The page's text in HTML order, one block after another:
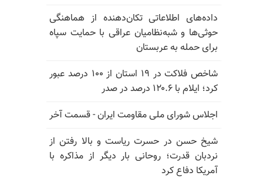
داده‌های اطلاعاتی تکان‌دهنده از هماهنگی
حوثی‌ها و شبه‌نظامیان عراقی با حمایت سپاه
برای حمله به عربستان
شاخص فلاکت در ۱۹ استان از ۱۰۰ درصد عبور
کرد؛ ایلام با ۱۲۰.۶ درصد در صدر
اجلاس شورای ملی مقاومت ایران - قسمت آخر
شیخ حسن در حسرت ریاست و بالا رفتن از
نردبان قدرت؛ روحانی بار دیگر از مذاکره با
آمریکا دفاع کرد